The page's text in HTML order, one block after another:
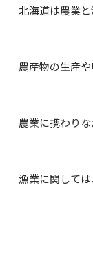
北海道は農業
農産物の生産
農業に携わり
漁業に関して